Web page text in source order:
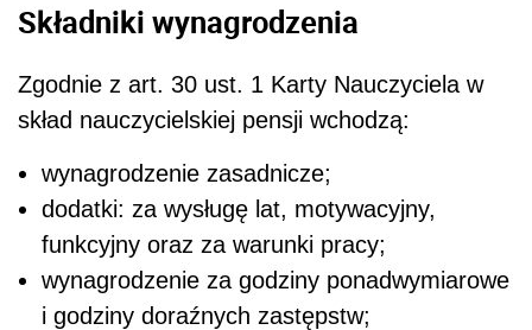
Składniki wynagrodzenia
Zgodnie z art. 30 ust. 1 Karty Nauczyciela w
skład nauczycielskiej pensji wchodzą:
wynagrodzenie zasadnicze;
dodatki: za wysługę lat, motywacyjny,
funkcyjny oraz za warunki pracy;
wynagrodzenie za godziny ponadwymiarowe
i godziny doraźnych zastępstw;